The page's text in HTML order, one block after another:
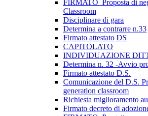
FIRMATO_Proposta di
Classroom
Disciplinare di gara
Determina a contrarre n.33
Firmato attestato DS
CAPITOLATO
INDIVIDUAZIONE
Determina n. 32 -Avvio
Firmato attestato D.S.
Comunicazione del D.S.
generation classroom
Richiesta miglioramento
Firmato decreto di